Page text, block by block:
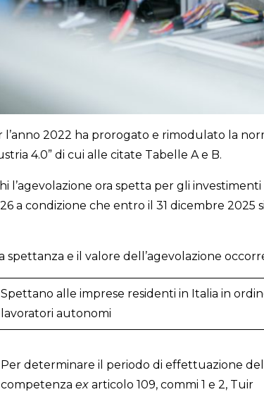
l’anno 2022 ha prorogato e rimodulato la
4.0” di cui alle citate Tabelle A e B.
l’agevolazione ora spetta per gli
a condizione che entro il 31 dicembre 2025
spettanza e il valore dell’agevolazione
Spettano alle imprese residenti in Italia in
lavoratori autonomi
Per determinare il periodo di effettuazione
competenza ex articolo 109, commi 1 e 2, Tuir